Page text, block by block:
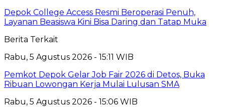
Depok College Access Resmi Beroperasi Penuh,
Layanan Beasiswa Kini Bisa Daring dan Tatap Muka
Berita Terkait
Rabu, 5 Agustus 2026 - 15:11 WIB
Pemkot Depok Gelar Job Fair 2026 di Detos, Buka
Ribuan Lowongan Kerja Mulai Lulusan SMA
Rabu, 5 Agustus 2026 - 15:06 WIB